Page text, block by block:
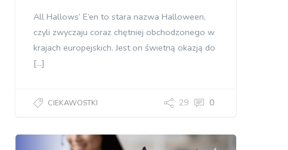
All Hallows’ E’en to stara nazwa Halloween,
czyli zwyczaju coraz chętniej obchodzonego w
krajach europejskich. Jest on świetną okazją do
[…]
CIEKAWOSTKI 29 0